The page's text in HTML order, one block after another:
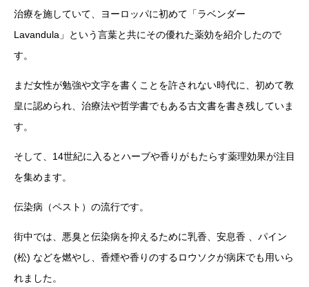
治療を施していて、ヨーロッパに初めて「ラベンダー
Lavandula」という言葉と共にその優れた薬効を紹介したので
す。
まだ女性が勉強や文字を書くことを許されない時代に、初めて教
皇に認められ、治療法や哲学書でもある古文書を書き残していま
す。
そして、14世紀に入るとハーブや香りがもたらす薬理効果が注目
を集めます。
伝染病（ペスト）の流行です。
街中では、悪臭と伝染病を抑えるために乳香、安息香 、パイン
(松) などを燃やし、香煙や香りのするロウソクが病床でも用いら
れました。